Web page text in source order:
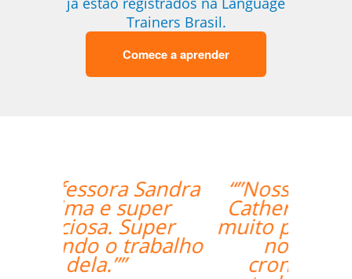
Trainers Brasil.
Comece a aprender
“”Nossa professora,
Catherine, tem sido
muito paciente com o
nosso louco
cronograma de